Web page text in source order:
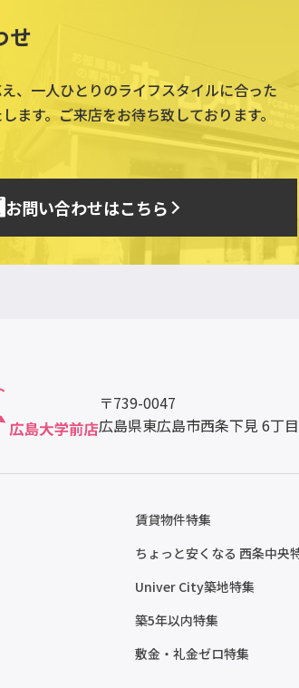
せ
、一人ひとりのライフスタイルに合った
ます。ご来店をお待ち致しております。
お問い合わせはこちら
〒739-0047
広島県東広島市西条下見 6丁
賃貸物件特集
ちょっと安くなる 西条中央
Univer City築地特集
築5年以内特集
敷金・礼金ゼロ特集